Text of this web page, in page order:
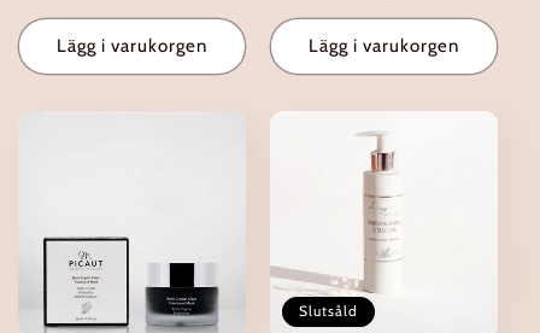
Lägg i varukorgen
pris
Lägg i varukorgen
Slutsåld